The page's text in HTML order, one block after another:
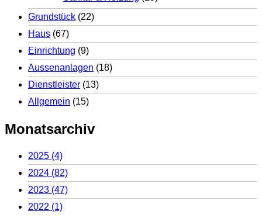
Grundstück (22)
Haus (67)
Einrichtung (9)
Aussenanlagen (18)
Dienstleister (13)
Allgemein (15)
Monatsarchiv
2025 (4)
2024 (82)
2023 (47)
2022 (1)